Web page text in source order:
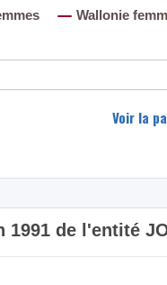
Wallonie
Voir la
de l'entité